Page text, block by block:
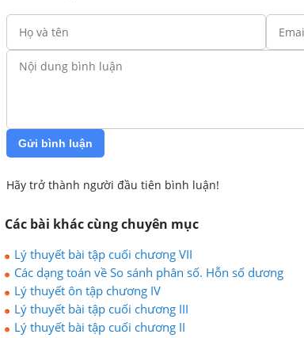
Gửi bình luận
Hãy trở thành người đầu tiên bình luận!
Các bài khác cùng chuyên mục
Lý thuyết bài tập cuối chương VII
Các dạng toán về So sánh phân số. Hỗn số dương
Lý thuyết ôn tập chương IV
Lý thuyết bài tập cuối chương III
Lý thuyết bài tập cuối chương II